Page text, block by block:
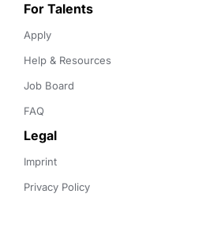
For Talents
Apply
Help & Resources
Job Board
FAQ
Legal
Imprint
Privacy Policy